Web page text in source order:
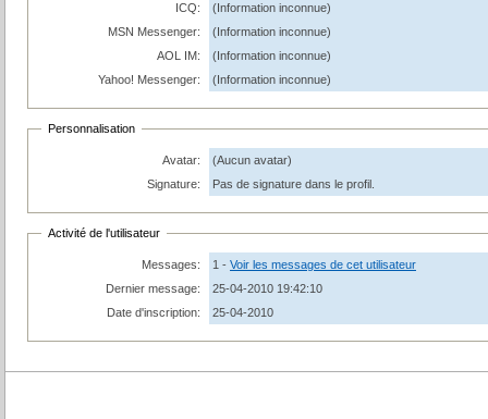
ICQ:
(Information inconnue)
MSN Messenger:
(Information inconnue)
AOL IM:
(Information inconnue)
Yahoo! Messenger:
(Information inconnue)
Personnalisation
Avatar:
(Aucun avatar)
Signature:
Pas de signature dans le profil.
Activité de l'utilisateur
Messages: 1 - Voir les messages de cet utilisateur
Dernier message:
25-04-2010 19:42:10
Date d'inscription:
25-04-2010